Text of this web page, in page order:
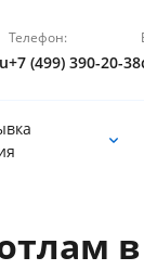
Телефон:
+7 (499) 390-20-38
в